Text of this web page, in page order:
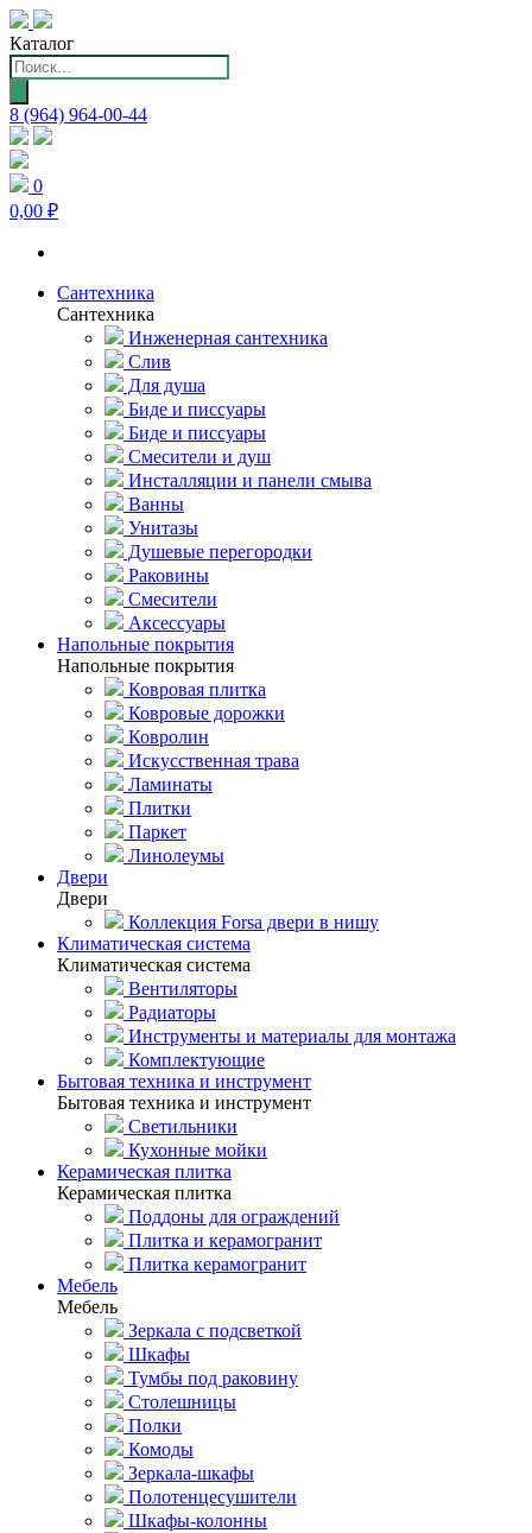
Каталог
Поиск
товаров
8 (964) 964-00-44
0
0,00 ₽
Сантехника
Сантехника
Инженерная сантехника
Слив
Для душа
Биде и писсуары
Биде и писсуары
Смесители и душ
Инсталляции и панели смыва
Ванны
Унитазы
Душевые перегородки
Раковины
Смесители
Аксессуары
Напольные покрытия
Напольные покрытия
Ковровая плитка
Ковровые дорожки
Ковролин
Искусственная трава
Ламинаты
Плитки
Паркет
Линолеумы
Двери
Двери
Коллекция Forsa двери в нишу
Климатическая система
Климатическая система
Вентиляторы
Радиаторы
Инструменты и материалы для монтажа
Комплектующие
Бытовая техника и инструмент
Бытовая техника и инструмент
Светильники
Кухонные мойки
Керамическая плитка
Керамическая плитка
Поддоны для ограждений
Плитка и керамогранит
Плитка керамогранит
Мебель
Мебель
Зеркала с подсветкой
Шкафы
Тумбы под раковину
Столешницы
Полки
Комоды
Зеркала-шкафы
Полотенцесушители
Шкафы-колонны